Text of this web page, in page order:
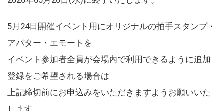
5月24日開催イベント用にオリジナルの拍手スタンプ・
アバター・エモートを
イベント参加者全員が会場内で利用できるように追加
登録をご希望される場合は
上記締切前にお申込みをいただきますようお願いいた
します。